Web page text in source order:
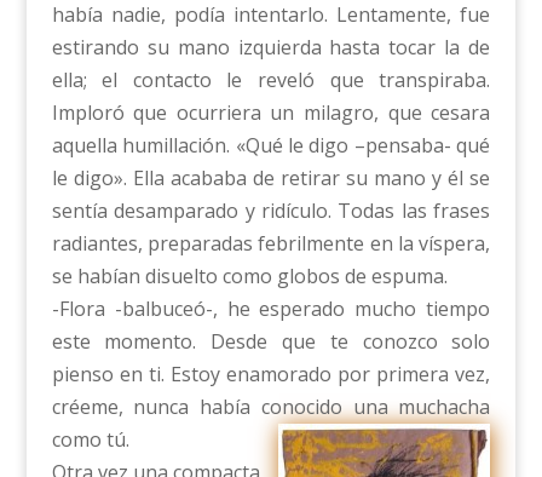
había nadie, podía intentarlo. Lentamente, fue
estirando su mano izquierda hasta tocar la de
ella; el contacto le reveló que transpiraba.
Imploró que ocurriera un milagro, que cesara
aquella humillación. «Qué le digo –pensaba- qué
le digo». Ella acababa de retirar su mano y él se
sentía desamparado y ridículo. Todas las frases
radiantes, preparadas febrilmente en la víspera,
se habían disuelto como globos de espuma.
-Flora -balbuceó-, he esperado mucho tiempo
este momento. Desde que te conozco solo
pienso en ti. Estoy enamorado por primera vez,
créeme, nunca había conocido una muchacha
como tú.